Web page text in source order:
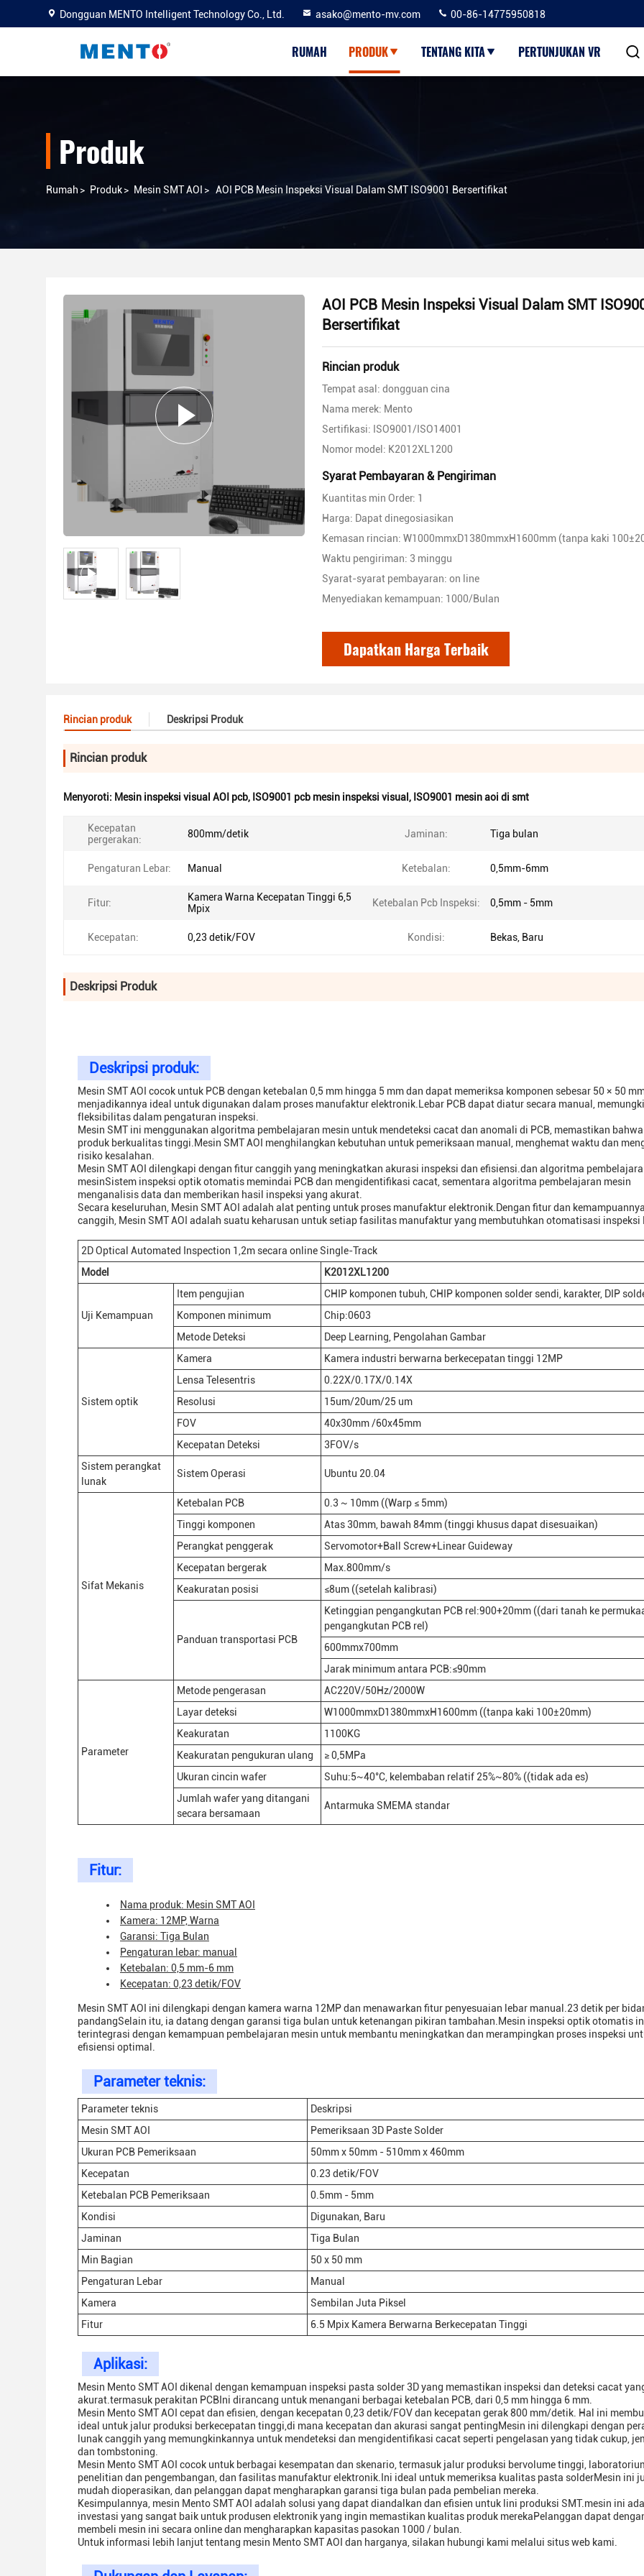
Dongguan MENTO Intelligent Technology Co., Ltd. asako@mento-mv.com 00-86-14775950818
RUMAH PRODUK TENTANG KITA PERTUNJUKAN VR
Produk
Rumah > Produk> Mesin SMT AOI > AOI PCB Mesin Inspeksi Visual Dalam SMT ISO9001 Bersertifikat
AOI PCB Mesin Inspeksi Visual Dalam SMT
Bersertifikat
Rincian produk
Tempat asal: dongguan cina
Nama merek: Mento
Sertifikasi: ISO9001/ISO14001
Nomor model: K2012XL1200
Syarat Pembayaran & Pengiriman
Kuantitas min Order: 1
Harga: Dapat dinegosiasikan
Kemasan rincian: W1000mmxD1380mmxH1600mm (tanpa kaki
Waktu pengiriman: 3 minggu
Syarat-syarat pembayaran: on line
Menyediakan kemampuan: 1000/Bulan
Dapatkan Harga Terbaik
Rincian produk Deskripsi Produk
Rincian produk
Menyoroti: Mesin inspeksi visual AOI pcb, ISO9001 pcb mesin inspeksi visual , ISO9001 mesin aoi di smt
Kecepatan
pergerakan:
800mm/detik Jaminan: Tiga bulan
Pengaturan Lebar: Manual Ketebalan: 0,5mm-6mm
Fitur:
Kamera Warna Kecepatan Tinggi 6,5
Mpix
Ketebalan Pcb Inspeksi: 0,5mm - 5mm
Kecepatan: 0,23 detik/FOV Kondisi: Bekas, Baru
Deskripsi Produk
Deskripsi produk:
Mesin SMT AOI cocok untuk PCB dengan ketebalan 0,5 mm hingga 5 mm dan dapat memeriksa komponen sebesar 50 × 50
menjadikannya ideal untuk digunakan dalam proses manufaktur elektronik.Lebar PCB dapat diatur secara manual,
fleksibilitas dalam pengaturan inspeksi.
Mesin SMT ini menggunakan algoritma pembelajaran mesin untuk mendeteksi cacat dan anomali di PCB, memastikan
produk berkualitas tinggi.Mesin SMT AOI menghilangkan kebutuhan untuk pemeriksaan manual, menghemat waktu dan
risiko kesalahan.
Mesin SMT AOI dilengkapi dengan fitur canggih yang meningkatkan akurasi inspeksi dan efisiensi.dan algoritma
mesinSistem inspeksi optik otomatis memindai PCB dan mengidentifikasi cacat, sementara algoritma pembelajaran mesin
menganalisis data dan memberikan hasil inspeksi yang akurat.
Secara keseluruhan, Mesin SMT AOI adalah alat penting untuk proses manufaktur elektronik.Dengan fitur dan
canggih, Mesin SMT AOI adalah suatu keharusan untuk setiap fasilitas manufaktur yang membutuhkan otomatisasi inspeksi
2D Optical Automated Inspection 1,2m secara online Single-Track
Model
K2012XL1200
Uji Kemampuan
Item pengujian
CHIP komponen tubuh, CHIP komponen solder sendi, karakter, DIP
Komponen minimum
Chip:0603
Metode Deteksi
Deep Learning, Pengolahan Gambar
Sistem optik
Kamera
Kamera industri berwarna berkecepatan tinggi 12MP
Lensa Telesentris
0.22X/0.17X/0.14X
Resolusi
15um/20um/25 um
FOV
40x30mm /60x45mm
Kecepatan Deteksi
3FOV/s
Sistem perangkat
lunak
Sistem Operasi Ubuntu 20.04
Sifat Mekanis
Ketebalan PCB
0.3 ~ 10mm ((Warp ≤ 5mm)
Tinggi komponen
Atas 30mm, bawah 84mm (tinggi khusus dapat disesuaikan)
Perangkat penggerak
Servomotor+Ball Screw+Linear Guideway
Kecepatan bergerak
Max.800mm/s
Keakuratan posisi
≤8um ((setelah kalibrasi)
Panduan transportasi PCB
Ketinggian pengangkutan PCB rel:900+20mm ((dari tanah ke
pengangkutan PCB rel)
600mmx700mm
Jarak minimum antara PCB:≤90mm
Parameter
Metode pengerasan
AC220V/50Hz/2000W
Layar deteksi
W1000mmxD1380mmxH1600mm ((tanpa kaki 100±20mm)
Keakuratan
1100KG
Keakuratan pengukuran ulang
≥ 0,5MPa
Ukuran cincin wafer
Suhu:5~40°C, kelembaban relatif 25%~80% ((tidak ada es)
Jumlah wafer yang ditangani
secara bersamaan
Antarmuka SMEMA standar
Fitur:
Nama produk: Mesin SMT AOI
Kamera: 12MP, Warna
Garansi: Tiga Bulan
Pengaturan lebar: manual
Ketebalan: 0,5 mm-6 mm
Kecepatan: 0,23 detik/FOV
Mesin SMT AOI ini dilengkapi dengan kamera warna 12MP dan menawarkan fitur penyesuaian lebar manual.23 detik per
pandangSelain itu, ia datang dengan garansi tiga bulan untuk ketenangan pikiran tambahan.Mesin inspeksi optik otomatis
terintegrasi dengan kemampuan pembelajaran mesin untuk membantu meningkatkan dan merampingkan proses inspeksi
efisiensi optimal.
Parameter teknis:
Parameter teknis
Deskripsi
Mesin SMT AOI
Pemeriksaan 3D Paste Solder
Ukuran PCB Pemeriksaan
50mm x 50mm - 510mm x 460mm
Kecepatan
0.23 detik/FOV
Ketebalan PCB Pemeriksaan
0.5mm - 5mm
Kondisi
Digunakan, Baru
Jaminan
Tiga Bulan
Min Bagian
50 x 50 mm
Pengaturan Lebar
Manual
Kamera
Sembilan Juta Piksel
Fitur
6.5 Mpix Kamera Berwarna Berkecepatan Tinggi
Aplikasi:
Mesin Mento SMT AOI dikenal dengan kemampuan inspeksi pasta solder 3D yang memastikan inspeksi dan deteksi cacat
akurat.termasuk perakitan PCBIni dirancang untuk menangani berbagai ketebalan PCB, dari 0,5 mm hingga 6 mm.
Mesin Mento SMT AOI cepat dan efisien, dengan kecepatan 0,23 detik/FOV dan kecepatan gerak 800 mm/detik. Hal ini
ideal untuk jalur produksi berkecepatan tinggi,di mana kecepatan dan akurasi sangat pentingMesin ini dilengkapi dengan
lunak canggih yang memungkinkannya untuk mendeteksi dan mengidentifikasi cacat seperti pengelasan yang tidak cukup,
dan tombstoning.
Mesin Mento SMT AOI cocok untuk berbagai kesempatan dan skenario, termasuk jalur produksi bervolume tinggi,
penelitian dan pengembangan, dan fasilitas manufaktur elektronik.Ini ideal untuk memeriksa kualitas pasta solderMesin ini
mudah dioperasikan, dan pelanggan dapat mengharapkan garansi tiga bulan pada pembelian mereka.
Kesimpulannya, mesin Mento SMT AOI adalah solusi yang dapat diandalkan dan efisien untuk lini produksi SMT.mesin ini
investasi yang sangat baik untuk produsen elektronik yang ingin memastikan kualitas produk merekaPelanggan dapat
membeli mesin ini secara online dan mengharapkan kapasitas pasokan 1000 / bulan.
Untuk informasi lebih lanjut tentang mesin Mento SMT AOI dan harganya, silakan hubungi kami melalui situs web kami.